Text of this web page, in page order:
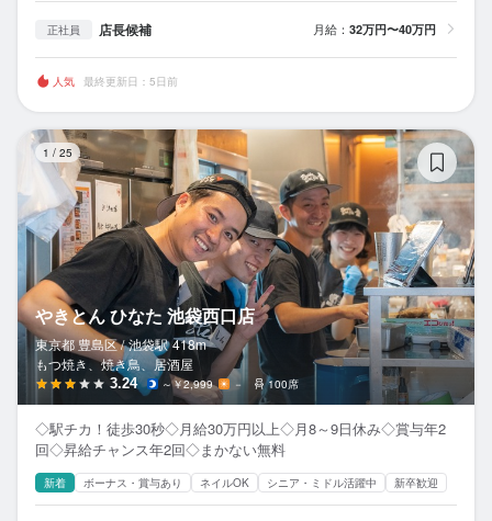
正社員 店長候補 月給： 32万円〜40万円
人気 最終更新日：5日前
1 / 25
やきとん ひなた 池袋西口店
東京都 豊島区 / 池袋駅 418m
もつ焼き、焼き鳥、居酒屋
3.24 ～￥2,999 － 100席
◇駅チカ！徒歩30秒◇月給30万円以上◇月8～9日休み◇賞与年2
回◇昇給チャンス年2回◇まかない無料
新着 ボーナス・賞与あり ネイルOK シニア・ミドル活躍中 新卒歓迎